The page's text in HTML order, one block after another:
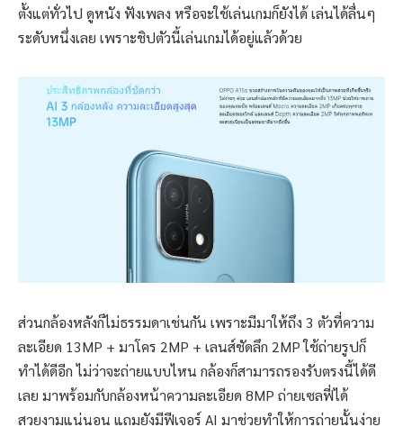
ตั้งแต่ทั่วไป ดูหนัง ฟังเพลง หรือจะใช้เล่นเกมก็ยังได้ เล่นได้ลื่นๆ
ระดับหนึ่งเลย เพราะชิปตัวนี้เล่นเกมได้อยู่แล้วด้วย
ส่วนกล้องหลังก็ไม่ธรรมดาเช่นกัน เพราะมีมาให้ถึง 3 ตัวที่ความ
ละเอียด 13MP + มาโคร 2MP + เลนส์ชัดลึก 2MP ใช้ถ่ายรูปก็
ทำได้ดีอีก ไม่ว่าจะถ่ายแบบไหน กล้องก็สามารถรองรับตรงนี้ได้ดี
เลย มาพร้อมกับกล้องหน้าความละเอียด 8MP ถ่ายเซลฟี่ได้
สวยงามแน่นอน แถมยังมีฟีเจอร์ AI มาช่วยทำให้การถ่ายนั้นง่าย